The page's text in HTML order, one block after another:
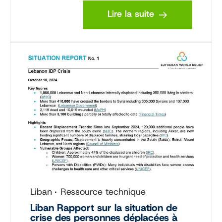
Lire la suite
Liban Ressource technique
Liban Rapport sur la situation de
crise des personnes déplacées à